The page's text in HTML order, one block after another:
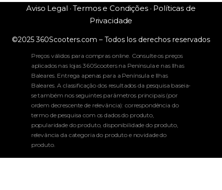
Aviso Legal · Termos e Condições · Políticas de
Privacidade
©2025 360Scooters.com – Todos los derechos reservados
Preços válidos para compras online. Consulte os preços
aplicados nas lojas 360Scooters na Península e nas Ilhas
Baleares. Entrega apenas para a Península e Ilhas
Baleares. A classificação dos resultados da pesquisa baseia-
se também nos seguintes parâmetros principais (por
ordem decrescente de relevância): correspondência do
termo de pesquisa com os dados do produto,
popularidade do produto, disponibilidade do produto,
relevância da categoria do produto e novidade do
produto.